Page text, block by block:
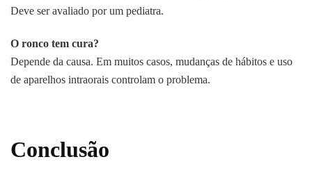
Deve ser avaliado por um pediatra.
O ronco tem cura?
Depende da causa. Em muitos casos, mudanças de hábitos e uso
de aparelhos intraorais controlam o problema.
Conclusão